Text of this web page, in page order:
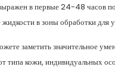
в первые 24-48 часов
в зоны обработки для
заметить значительное
типа кожи, индивидуальных